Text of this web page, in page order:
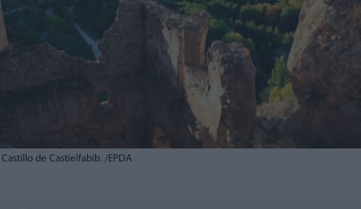
Castillo de Castielfabib. /EPDA